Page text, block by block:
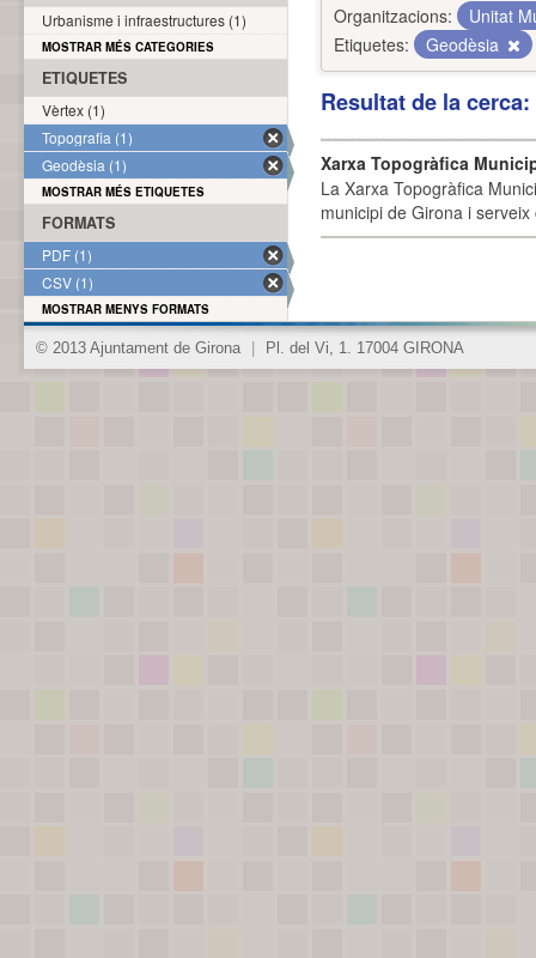
Organitzacions:
Unitat
Etiquetes:
Geodèsia
Resultat de la
Xarxa Topogràfica
La Xarxa Topogràfica
municipi de Girona i
Urbanisme i infraestructures (1)
MOSTRAR MÉS CATEGORIES
ETIQUETES
Vèrtex (1)
Topografia (1)
Geodèsia (1)
MOSTRAR MÉS ETIQUETES
FORMATS
PDF (1)
CSV (1)
MOSTRAR MENYS FORMATS
© 2013 Ajuntament de Girona Pl. del Vi, 1. 17004 GIRONA